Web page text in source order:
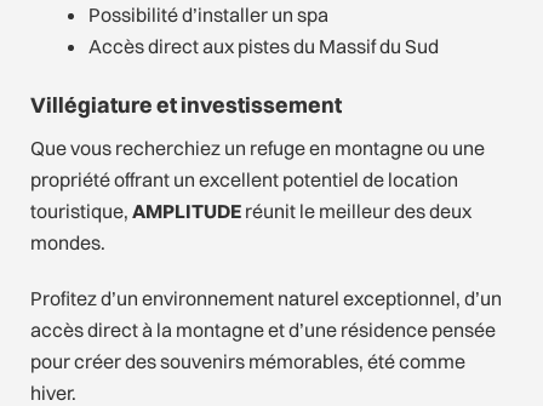
Possibilité d’installer un spa
Accès direct aux pistes du Massif du Sud
Villégiature et investissement
Que vous recherchiez un refuge en montagne ou une
propriété offrant un excellent potentiel de location
touristique, AMPLITUDE réunit le meilleur des deux
mondes.
Profitez d’un environnement naturel exceptionnel, d’un
accès direct à la montagne et d’une résidence pensée
pour créer des souvenirs mémorables, été comme
hiver.